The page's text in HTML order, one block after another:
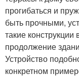
прогибаться и
быть прочными,
такие
продолжение
Устройство
конкретном